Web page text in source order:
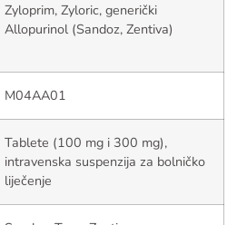
Zyloprim, Zyloric, generički
Allopurinol (Sandoz, Zentiva)
M04AA01
Tablete (100 mg i 300 mg),
intravenska suspenzija za bolničko
liječenje